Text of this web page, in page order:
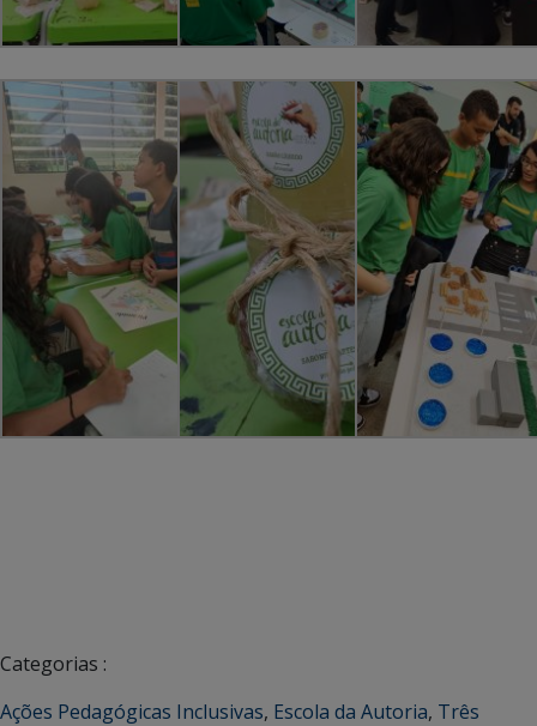
Categorias :
Ações Pedagógicas Inclusivas, Escola da Autoria, Três